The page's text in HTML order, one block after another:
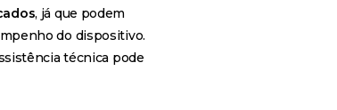
, já que podem
do dispositivo.
técnica pode